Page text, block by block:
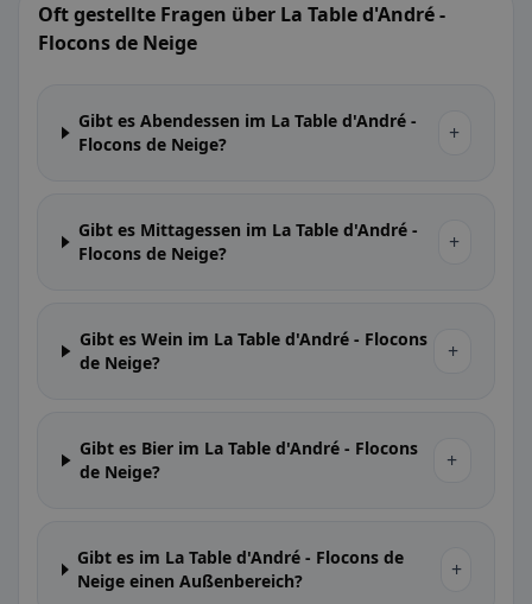
Oft gestellte Fragen über La Table d'André -
Flocons de Neige
Gibt es Abendessen im La Table d'André -
Flocons de Neige?
+
Gibt es Mittagessen im La Table d'André -
Flocons de Neige?
+
Gibt es Wein im La Table d'André - Flocons
de Neige?
+
Gibt es Bier im La Table d'André - Flocons
de Neige?
+
Gibt es im La Table d'André - Flocons de
Neige einen Außenbereich?
+